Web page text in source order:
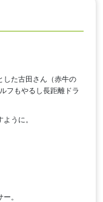
した古田さん（赤牛の
フもやるし長距離ドラ
うに。
。